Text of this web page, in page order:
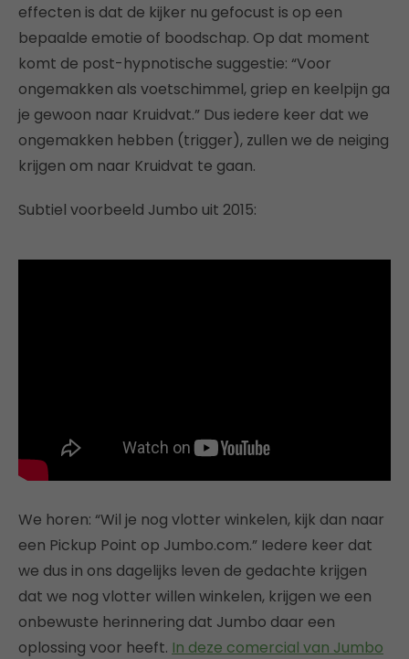
effecten is dat de kijker nu gefocust is op een
bepaalde emotie of boodschap. Op dat moment
komt de post-hypnotische suggestie: “Voor
ongemakken als voetschimmel, griep en keelpijn ga
je gewoon naar Kruidvat.” Dus iedere keer dat we
ongemakken hebben (trigger), zullen we de neiging
krijgen om naar Kruidvat te gaan.
Subtiel voorbeeld Jumbo uit 2015:
We horen: “Wil je nog vlotter winkelen, kijk dan naar
een Pickup Point op Jumbo.com.” Iedere keer dat
we dus in ons dagelijks leven de gedachte krijgen
dat we nog vlotter willen winkelen, krijgen we een
onbewuste herinnering dat Jumbo daar een
oplossing voor heeft. In deze comercial van Jumbo